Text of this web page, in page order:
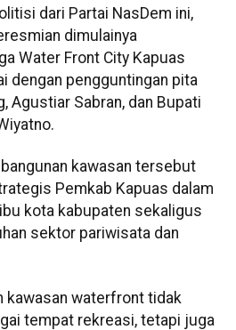
dari Partai NasDem ini,
dimulainya
Water Front City Kapuas
dengan pengguntingan pita
Agustiar Sabran, dan Bupati
kawasan tersebut
Pemkab Kapuas dalam
kota kabupaten sekaligus
sektor pariwisata dan
kawasan waterfront tidak
tempat rekreasi, tetapi juga